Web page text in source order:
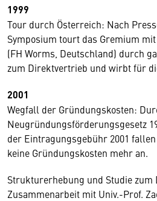
1999
Tour durch Österreich: Nach
Symposium tourt das Gremium
(FH Worms, Deutschland) durch
zum Direktvertrieb und wirbt für
2001
Wegfall der Gründungskosten:
Neugründungsförderungsgesetz
der Eintragungsgebühr 2001
keine Gründungskosten mehr an.
Strukturerhebung und Studie
Zusammenarbeit mit Univ.-Prof.